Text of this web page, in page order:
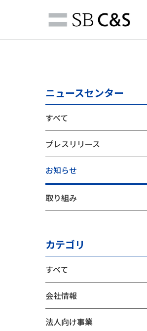
ニュースセンター
すべて
プレスリリース
お知らせ
取り組み
カテゴリ
すべて
会社情報
法人向け事業